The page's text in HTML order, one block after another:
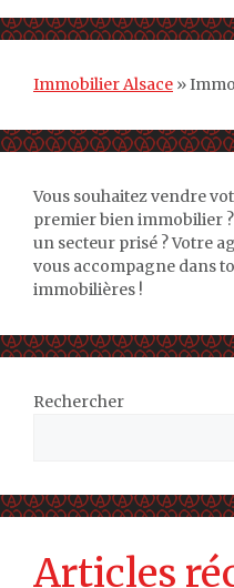
Immobilier Alsace »
Vous souhaitez vendre
premier bien immobilier
un secteur prisé ? Votre
vous accompagne dans
immobilières !
Rechercher
Articles